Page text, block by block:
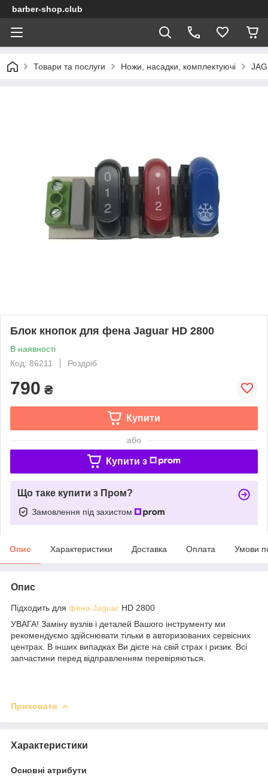
barber-shop.club
Товари та послуги Ножи, насадки, комплектуючі
Блок кнопок для фена Jaguar HD 2800
В наявності
Код: 86211
Роздріб
790 ₴
Купити
або
Купити з
Що таке купити з Пром?
Замовлення під захистом
Опис Характеристики Доставка Оплата Умови
Опис
Підходить для фена Jaguar HD 2800
УВАГА! Заміну вузлів і деталей Вашого інструменту ми
рекомендуємо здійснювати тільки в авторизованих сервісних
центрах. В інших випадках Ви дієте на свій страх і ризик. Всі
запчастини перед відправленням перевіряються.
Приховати
Характеристики
Основні атрибути